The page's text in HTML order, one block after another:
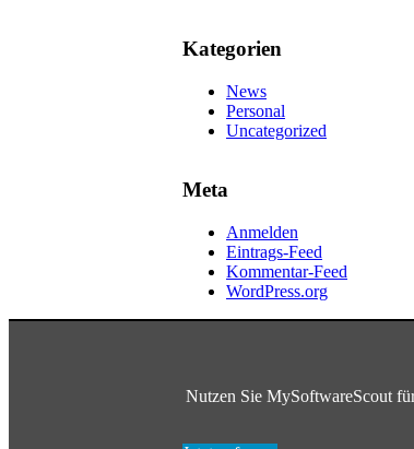
Kategorien
News
Personal
Uncategorized
Meta
Anmelden
Eintrags-Feed
Kommentar-Feed
WordPress.org
Nutzen Sie MySoftwareScout